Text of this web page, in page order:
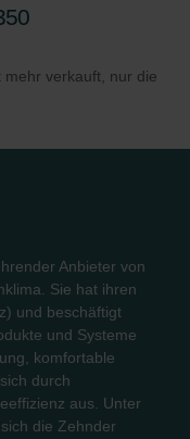
verkauft, nur die
Anbieter von
Sie hat ihren
und beschäftigt
und Systeme
komfortable
durch
aus. Unter
die Zehnder